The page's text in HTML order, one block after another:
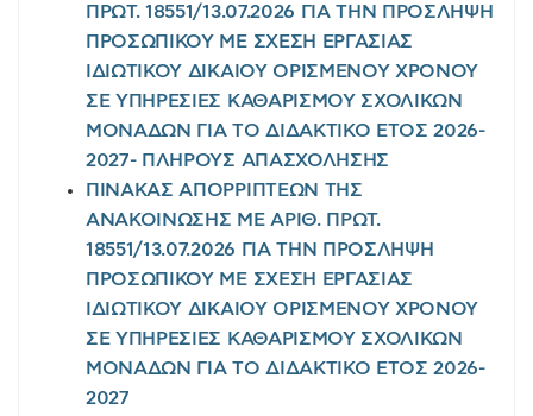
ΠΡΩΤ. 18551/13.07.2026 ΓΙΑ ΤΗΝ ΠΡΟΣΛΗΨΗ
ΠΡΟΣΩΠΙΚΟΥ ΜΕ ΣΧΕΣΗ ΕΡΓΑΣΙΑΣ
ΙΔΙΩΤΙΚΟΥ ΔΙΚΑΙΟΥ ΟΡΙΣΜΕΝΟΥ ΧΡΟΝΟΥ
ΣΕ ΥΠΗΡΕΣΙΕΣ ΚΑΘΑΡΙΣΜΟΥ ΣΧΟΛΙΚΩΝ
ΜΟΝΑΔΩΝ ΓΙΑ ΤΟ ΔΙΔΑΚΤΙΚΟ ΕΤΟΣ 2026-
2027- ΠΛΗΡΟΥΣ ΑΠΑΣΧΟΛΗΣΗΣ
ΠΙΝΑΚΑΣ ΑΠΟΡΡΙΠΤΕΩΝ ΤΗΣ
ΑΝΑΚΟΙΝΩΣΗΣ ΜΕ ΑΡΙΘ. ΠΡΩΤ.
18551/13.07.2026 ΓΙΑ ΤΗΝ ΠΡΟΣΛΗΨΗ
ΠΡΟΣΩΠΙΚΟΥ ΜΕ ΣΧΕΣΗ ΕΡΓΑΣΙΑΣ
ΙΔΙΩΤΙΚΟΥ ΔΙΚΑΙΟΥ ΟΡΙΣΜΕΝΟΥ ΧΡΟΝΟΥ
ΣΕ ΥΠΗΡΕΣΙΕΣ ΚΑΘΑΡΙΣΜΟΥ ΣΧΟΛΙΚΩΝ
ΜΟΝΑΔΩΝ ΓΙΑ ΤΟ ΔΙΔΑΚΤΙΚΟ ΕΤΟΣ 2026-
2027